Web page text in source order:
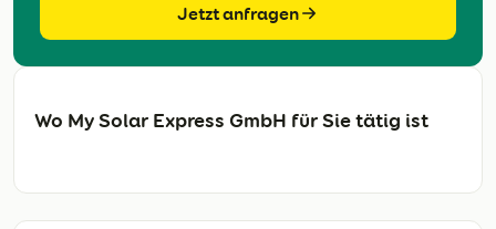
Jetzt anfragen
Wo My Solar Express GmbH für Sie tätig ist